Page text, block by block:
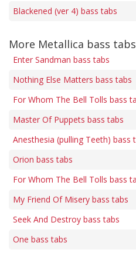
Blackened (ver 4) bass tabs
More Metallica bass tabs
Enter Sandman bass tabs
Nothing Else Matters bass tabs
For Whom The Bell Tolls bass
Master Of Puppets bass tabs
Anesthesia (pulling Teeth) bass
Orion bass tabs
For Whom The Bell Tolls bass
My Friend Of Misery bass tabs
Seek And Destroy bass tabs
One bass tabs